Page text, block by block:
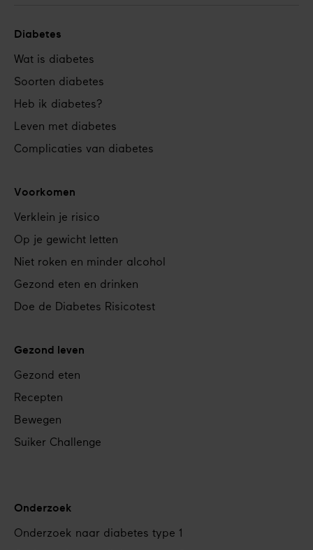
Footer
navigation
Diabetes
Wat is diabetes
Soorten diabetes
Heb ik diabetes?
Leven met diabetes
Complicaties van diabetes
Voorkomen
Verklein je risico
Op je gewicht letten
Niet roken en minder alcohol
Gezond eten en drinken
Doe de Diabetes Risicotest
Gezond leven
Gezond eten
Recepten
Bewegen
Suiker Challenge
Onderzoek
Onderzoek naar diabetes type 1